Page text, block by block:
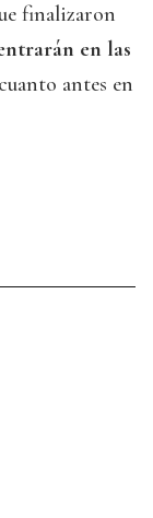
finalizaron
en las
antes en